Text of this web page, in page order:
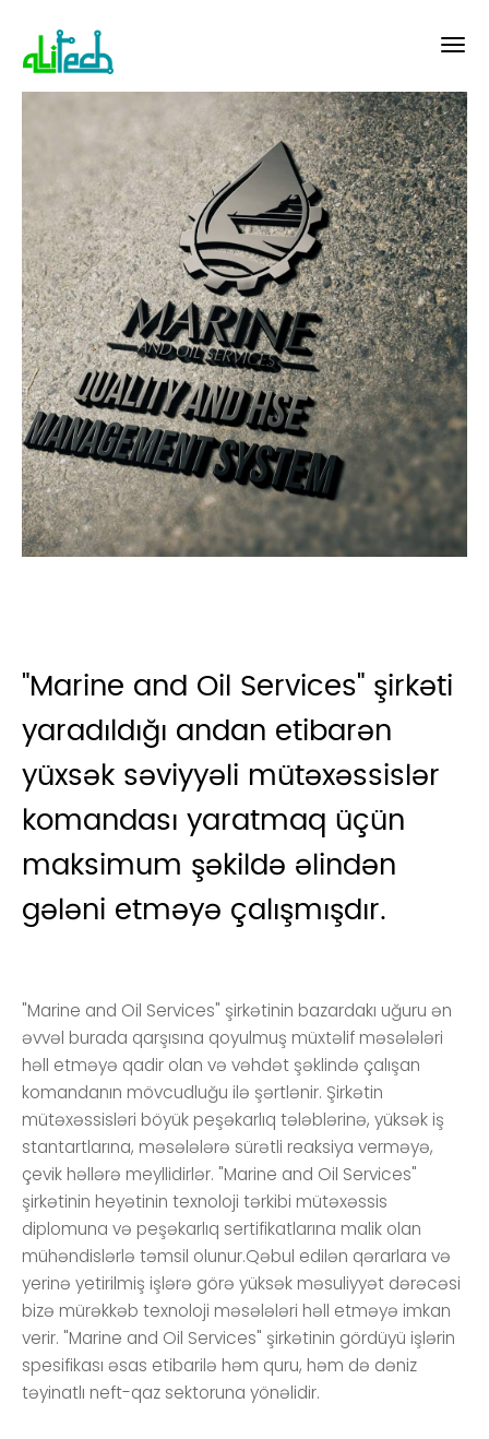
"Marine and Oil Services" şirkəti
yaradıldığı andan etibarən
yüxsək səviyyəli mütəxəssislər
komandası yaratmaq üçün
maksimum şəkildə əlindən
gələni etməyə çalışmışdır.
"Marine and Oil Services" şirkətinin bazardakı uğuru ən
əvvəl burada qarşısına qoyulmuş müxtəlif məsələləri
həll etməyə qadir olan və vəhdət şəklində çalışan
komandanın mövcudluğu ilə şərtlənir. Şirkətin
mütəxəssisləri böyük peşəkarlıq tələblərinə, yüksək iş
stantartlarına, məsələlərə sürətli reaksiya verməyə,
çevik həllərə meyllidirlər. "Marine and Oil Services"
şirkətinin heyətinin texnoloji tərkibi mütəxəssis
diplomuna və peşəkarlıq sertifikatlarına malik olan
mühəndislərlə təmsil olunur.Qəbul edilən qərarlara və
yerinə yetirilmiş işlərə görə yüksək məsuliyyət dərəcəsi
bizə mürəkkəb texnoloji məsələləri həll etməyə imkan
verir. "Marine and Oil Services" şirkətinin gördüyü işlərin
spesifikası əsas etibarilə həm quru, həm də dəniz
təyinatlı neft-qaz sektoruna yönəlidir.